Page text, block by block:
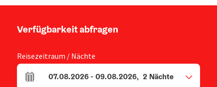
Verfügbarkeit abfragen
Reisezeitraum / Nächte
An- und Abreisefelder
07.08.2026- 09.08.2026, 2 Nächte